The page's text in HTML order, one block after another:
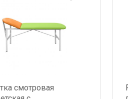
смотровая